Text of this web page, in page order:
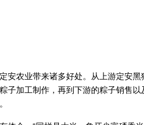
农业带来诸多好处。从上游定安黑
子加工制作，再到下游的粽子销售